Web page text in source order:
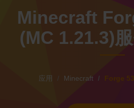
Minecraft
(MC 1.21.3)
应用 Minecraft Forge